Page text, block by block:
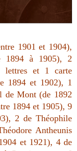
1901 et 1904),
1894 à 1905), 2
lettres et 1 carte
1894 et 1902), 1
de Mont (de 1892
1894 et 1905), 9
2 de Théophile
Antheunis
et 1921), 4 de